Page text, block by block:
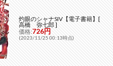
灼眼のシャナSIV【電子書籍】[
高橋 弥七郎 ]
価格:726円
(2023/11/25 00:13時点)